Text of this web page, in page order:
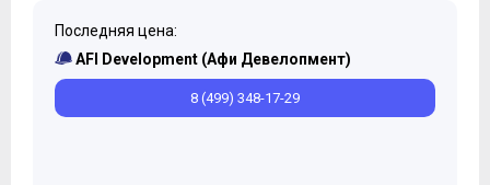
Последняя цена:
AFI Development (Афи Девелопмент)
8 (499) 348-17-29